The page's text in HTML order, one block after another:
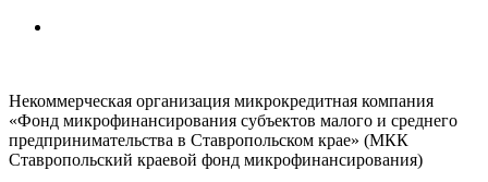
Некоммерческая организация микрокредитная компания
«Фонд микрофинансирования субъектов малого и среднего
предпринимательства в Ставропольском крае» (МКК
Ставропольский краевой фонд микрофинансирования)